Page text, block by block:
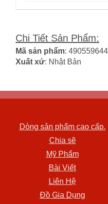
Chi Tiết Sản Phẩm:
Mã sản phẩm:
Xuất xứ: Nhật Bản
Dòng sản phẩm cao cấp.
Chia sẽ
Mỹ Phẩm
Bài Viết
Liên Hệ
Đồ Gia Dụng